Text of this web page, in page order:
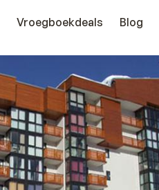
Vroegboekdeals Blog